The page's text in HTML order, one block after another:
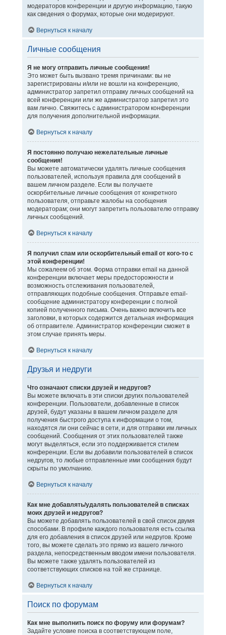
модераторов конференции и другую информацию, такую
как сведения о форумах, которые они модерируют.
Вернуться к началу
Личные сообщения
Я не могу отправить личные сообщения!
Это может быть вызвано тремя причинами: вы не
зарегистрированы и/или не вошли на конференцию,
администратор запретил отправку личных сообщений на
всей конференции или же администратор запретил это
вам лично. Свяжитесь с администратором конференции
для получения дополнительной информации.
Вернуться к началу
Я постоянно получаю нежелательные личные
сообщения!
Вы можете автоматически удалять личные сообщения
пользователей, используя правила для сообщений в
вашем личном разделе. Если вы получаете
оскорбительные личные сообщения от конкретного
пользователя, отправьте жалобы на сообщения
модераторам; они могут запретить пользователю отправку
личных сообщений.
Вернуться к началу
Я получил спам или оскорбительный email от кого-то с
этой конференции!
Мы сожалеем об этом. Форма отправки email на данной
конференции включает меры предосторожности и
возможность отслеживания пользователей,
отправляющих подобные сообщения. Отправьте email-
сообщение администратору конференции с полной
копией полученного письма. Очень важно включить все
заголовки, в которых содержится детальная информация
об отправителе. Администратор конференции сможет в
этом случае принять меры.
Вернуться к началу
Друзья и недруги
Что означают списки друзей и недругов?
Вы можете включать в эти списки других пользователей
конференции. Пользователи, добавленные в список
друзей, будут указаны в вашем личном разделе для
получения быстрого доступа к информации о том,
находятся ли они сейчас в сети, и для отправки им личных
сообщений. Сообщения от этих пользователей также
могут выделяться, если это поддерживается стилем
конференции. Если вы добавили пользователей в список
недругов, то любые отправленные ими сообщения будут
скрыты по умолчанию.
Вернуться к началу
Как мне добавлять/удалять пользователей в списках
моих друзей и недругов?
Вы можете добавлять пользователей в свой список двумя
способами. В профиле каждого пользователя есть ссылка
для его добавления в список друзей или недругов. Кроме
того, вы можете сделать это прямо из вашего личного
раздела, непосредственным вводом имени пользователя.
Вы можете также удалять пользователей из
соответствующих списков на той же странице.
Вернуться к началу
Поиск по форумам
Как мне выполнить поиск по форуму или форумам?
Задайте условие поиска в соответствующем поле,